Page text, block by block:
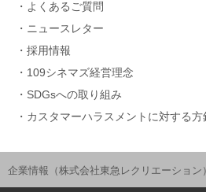
よくあるご質問
ニュースレター
採用情報
109シネマズ経営理念
SDGsへの取り組み
カスタマーハラスメントに対する方
企業情報（株式会社東急レクリエーション）